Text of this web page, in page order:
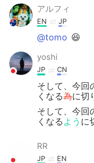
アルフィ
EN JP
@tomo 😆
yoshi
JP CN
そして、今回
くなる為に切
そして、今回
くなるよう に
RR
JP EN